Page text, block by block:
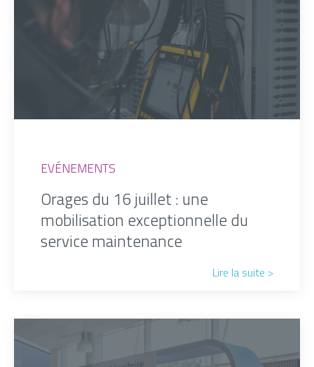
EVÉNEMENTS
Orages du 16 juillet : une
mobilisation exceptionnelle du
service maintenance
Lire la suite >